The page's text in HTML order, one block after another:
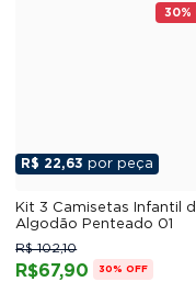
30%
R$ 22,63 por peça
Kit 3 Camisetas Infantil
Algodão Penteado 01
R$67,90
R$ 102,10
30% OFF